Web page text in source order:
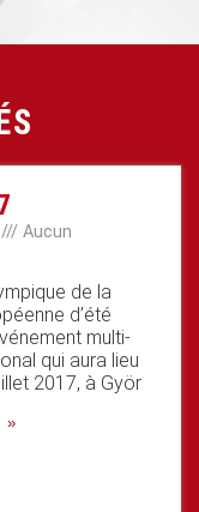
Aucun
de la
d’été
multi-
qui aura lieu
2017, à Györ
»